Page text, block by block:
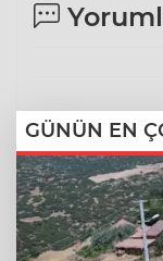
GÜNÜN EN